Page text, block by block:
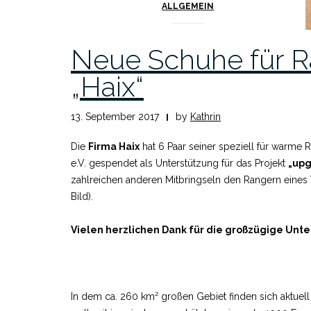
ALLGEMEIN
Neue Schuhe für
„Haix“
13. September 2017 by Kathrin
Die Firma Haix hat 6 Paar seiner speziell für warme
e.V. gespendet als Unterstützung für das Projekt
zahlreichen anderen Mitbringseln den Rangern
Bild).
Vielen herzlichen Dank für die großzügige
In dem ca. 260 km² großen Gebiet finden sich